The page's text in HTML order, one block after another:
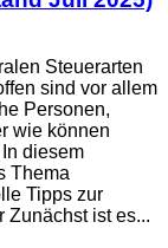
Steuerarten
sind vor allem
Personen,
wie können
diesem
Thema
Tipps zur
Zunächst ist es...